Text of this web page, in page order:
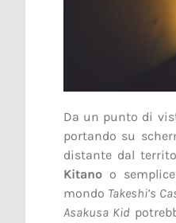
Da un punto di
portando su
distante dal
Kitanoo
mondo Takeshi’s
Asakusa Kid